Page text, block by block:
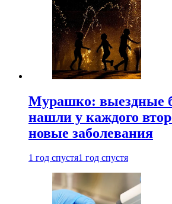
Мурашко: выездные
нашли у каждого
новые заболевания
1 год спустя1 год спустя